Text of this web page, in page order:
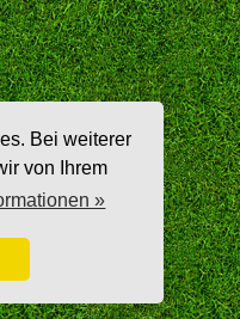
Bei weiterer
von Ihrem
»